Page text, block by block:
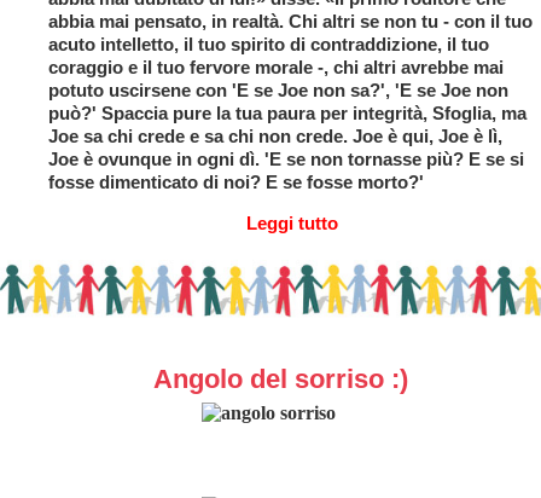
abbia mai pensato, in realtà. Chi altri se non tu - con il tuo
acuto intelletto, il tuo spirito di contraddizione, il tuo
coraggio e il tuo fervore morale -, chi altri avrebbe mai
potuto uscirsene con 'E se Joe non sa?', 'E se Joe non
può?' Spaccia pure la tua paura per integrità, Sfoglia, ma
Joe sa chi crede e sa chi non crede. Joe è qui, Joe è lì,
Joe è ovunque in ogni dì. 'E se non tornasse più? E se si
fosse dimenticato di noi? E se fosse morto?'
Leggi tutto
Angolo del sorriso :)